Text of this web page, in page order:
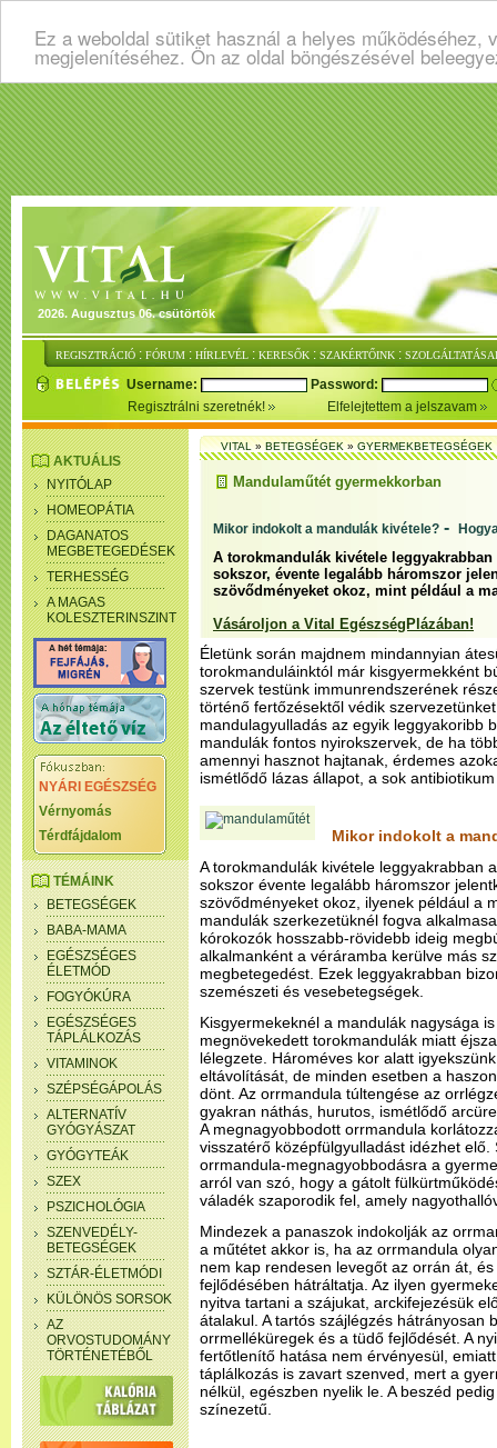
Ez a weboldal sütiket használ a helyes
megjelenítéséhez. Ön az oldal böngészésével
2026. Augusztus 06. csütörtök
REGISZTRÁCIÓ : FÓRUM : HÍRLEVÉL : KERESŐK : SZAKÉRTŐINK :
Username:
Password:
Regisztrálni szeretnék!
Elfelejtettem a jelszavam
AKTUÁLIS
NYITÓLAP
HOMEOPÁTIA
DAGANATOS
MEGBETEGEDÉSEK
TERHESSÉG
A MAGAS
KOLESZTERINSZINT
NYÁRI EGÉSZSÉG
Vérnyomás
Térdfájdalom
TÉMÁINK
BETEGSÉGEK
BABA-MAMA
EGÉSZSÉGES
ÉLETMÓD
FOGYÓKÚRA
EGÉSZSÉGES
TÁPLÁLKOZÁS
VITAMINOK
SZÉPSÉGÁPOLÁS
ALTERNATÍV
GYÓGYÁSZAT
GYÓGYTEÁK
SZEX
PSZICHOLÓGIA
SZENVEDÉLY-
BETEGSÉGEK
SZTÁR-ÉLETMÓDI
KÜLÖNÖS SORSOK
AZ
ORVOSTUDOMÁNY
TÖRTÉNETÉBŐL
VITAL»BETEGSÉGEK»GYERMEKBETEGSÉGEK
Mandulaműtét gyermekkorban
Mikor indokolt a mandulák kivétele? -
A torokmandulák kivétele
sokszor, évente legalább háromszor
szövődményeket okoz, mint például a
Vásároljon a Vital EgészségPlázában!
Életünk során majdnem mindannyian
torokmanduláinktól már kisgyermekként
szervek testünk immunrendszerének
történő fertőzésektől védik
mandulagyulladás az egyik leggyakoribb
mandulák fontos nyirokszervek, de ha
amennyi hasznot hajtanak, érdemes
ismétlődő lázas állapot, a sok
Mikor indokolt a
A torokmandulák kivétele leggyakrabban
sokszor évente legalább háromszor
szövődményeket okoz, ilyenek például a
mandulák szerkezetüknél fogva
kórokozók hosszabb-rövidebb ideig
alkalmanként a véráramba kerülve más
megbetegedést. Ezek leggyakrabban
szemészeti és vesebetegségek.
Kisgyermekeknél a mandulák nagysága
megnövekedett torokmandulák miatt
lélegzete. Hároméves kor alatt
eltávolítását, de minden esetben a
dönt. Az orrmandula túltengése az
gyakran náthás, hurutos, ismétlődő
A megnagyobbodott orrmandula
visszatérő középfülgyulladást idézhet
orrmandula-megnagyobbodásra a
arról van szó, hogy a gátolt
váladék szaporodik fel, amely
Mindezek a panaszok indokolják az
a műtétet akkor is, ha az orrmandula
nem kap rendesen levegőt az orrán át,
fejlődésében hátráltatja. Az ilyen
nyitva tartani a szájukat, arckifejezésük
átalakul. A tartós szájlégzés hátrányosan
orrmelléküregek és a tüdő fejlődését. A
fertőtlenítő hatása nem érvényesül,
táplálkozás is zavart szenved, mert a
nélkül, egészben nyelik le. A beszéd
színezetű.